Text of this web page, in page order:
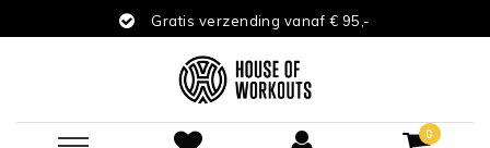
Gratis verzending vanaf € 95,-
0